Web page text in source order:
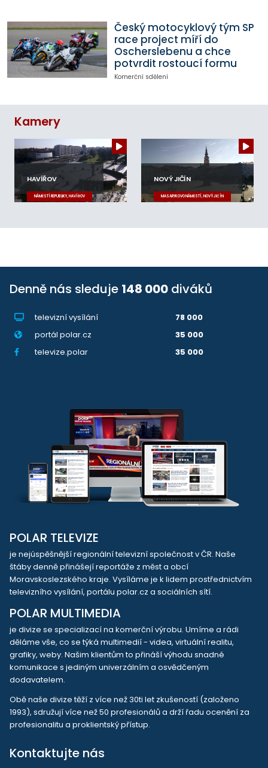
Český motocyklový tým SP
race project míří do
Oscherslebenu a chce
potvrdit rostoucí formu
Komerční sdělení
Kamery
HAVÍŘOV
NÁMĚSTÍ REPUBLIKY, HAVÍŘOV
NOVÝ JIČÍN
MASARYKOVO NÁMĚSTÍ, NOVÝ JIČÍN
Denně nás sleduje 148 000 diváků
televizní vysílání
78 000
portál polar.cz
35 000
televize.polar
35 000
POLAR TELEVIZE
je nejúspěšnější regionální televizní společnost v ČR. Naše
štáby denně přinášejí reportáže z měst a obcí
Moravskoslezského kraje. Vysíláme je k lidem prostřednictvím
televizního vysílání, portálu polar.cz a sociálních sítí.
POLAR MULTIMEDIA
je divize se specializací na komerční výrobu. Umíme a rádi
děláme vše, co se týká multimedií - videa, virtuální realitu,
grafiky, weby. Našim klientům to přináší výhodu snadné
komunikace s jediným univerzálním a osvědčeným
dodavatelem.
Obě naše divize těží z více než 30ti let zkušeností (založeno
1993), sdružují více než 50 profesionálů a drží řadu ocenění za
profesionalitu a proklientský přístup.
Kontaktujte nás